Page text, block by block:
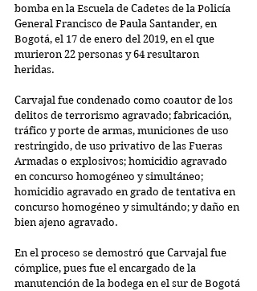
bomba en la Escuela de Cadetes de la Policía
General Francisco de Paula Santander, en
Bogotá, el 17 de enero del 2019, en el que
murieron 22 personas y 64 resultaron
heridas.
Carvajal fue condenado como coautor de los
delitos de terrorismo agravado; fabricación,
tráfico y porte de armas, municiones de uso
restringido, de uso privativo de las Fueras
Armadas o explosivos; homicidio agravado
en concurso homogéneo y simultáneo;
homicidio agravado en grado de tentativa en
concurso homogéneo y simultándo; y daño en
bien ajeno agravado.
En el proceso se demostró que Carvajal fue
cómplice, pues fue el encargado de la
manutención de la bodega en el sur de Bogotá